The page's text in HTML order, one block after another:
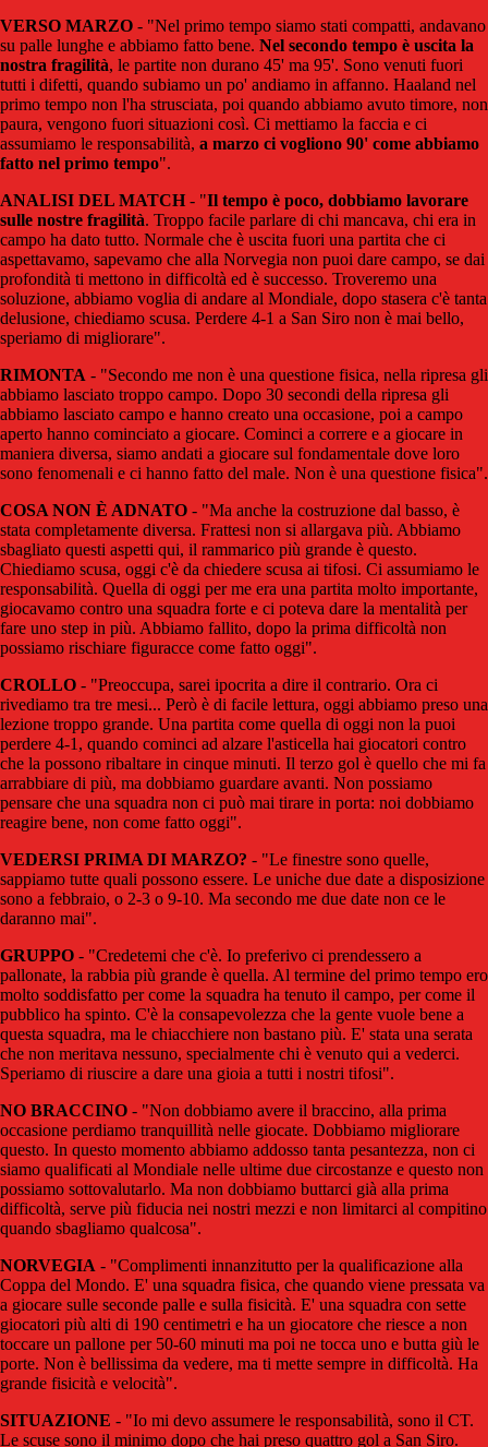
VERSO MARZO - "Nel primo tempo siamo stati compatti, andavano
su palle lunghe e abbiamo fatto bene. Nel secondo tempo è uscita la
nostra fragilità, le partite non durano 45' ma 95'. Sono venuti fuori
tutti i difetti, quando subiamo un po' andiamo in affanno. Haaland nel
primo tempo non l'ha strusciata, poi quando abbiamo avuto timore, non
paura, vengono fuori situazioni così. Ci mettiamo la faccia e ci
assumiamo le responsabilità, a marzo ci vogliono 90' come abbiamo
fatto nel primo tempo".
ANALISI DEL MATCH- "Il tempo è poco, dobbiamo lavorare
sulle nostre fragilità. Troppo facile parlare di chi mancava, chi era in
campo ha dato tutto. Normale che è uscita fuori una partita che ci
aspettavamo, sapevamo che alla Norvegia non puoi dare campo, se dai
profondità ti mettono in difficoltà ed è successo. Troveremo una
soluzione, abbiamo voglia di andare al Mondiale, dopo stasera c'è tanta
delusione, chiediamo scusa. Perdere 4-1 a San Siro non è mai bello,
speriamo di migliorare".
RIMONTA - "Secondo me non è una questione fisica, nella ripresa gli
abbiamo lasciato troppo campo. Dopo 30 secondi della ripresa gli
abbiamo lasciato campo e hanno creato una occasione, poi a campo
aperto hanno cominciato a giocare. Cominci a correre e a giocare in
maniera diversa, siamo andati a giocare sul fondamentale dove loro
sono fenomenali e ci hanno fatto del male. Non è una questione fisica".
COSA NON È ADNATO - "Ma anche la costruzione dal basso, è
stata completamente diversa. Frattesi non si allargava più. Abbiamo
sbagliato questi aspetti qui, il rammarico più grande è questo.
Chiediamo scusa, oggi c'è da chiedere scusa ai tifosi. Ci assumiamo le
responsabilità. Quella di oggi per me era una partita molto importante,
giocavamo contro una squadra forte e ci poteva dare la mentalità per
fare uno step in più. Abbiamo fallito, dopo la prima difficoltà non
possiamo rischiare figuracce come fatto oggi".
CROLLO - "Preoccupa, sarei ipocrita a dire il contrario. Ora ci
rivediamo tra tre mesi... Però è di facile lettura, oggi abbiamo preso una
lezione troppo grande. Una partita come quella di oggi non la puoi
perdere 4-1, quando cominci ad alzare l'asticella hai giocatori contro
che la possono ribaltare in cinque minuti. Il terzo gol è quello che mi fa
arrabbiare di più, ma dobbiamo guardare avanti. Non possiamo
pensare che una squadra non ci può mai tirare in porta: noi dobbiamo
reagire bene, non come fatto oggi".
VEDERSI PRIMA DI MARZO? - "Le finestre sono quelle,
sappiamo tutte quali possono essere. Le uniche due date a disposizione
sono a febbraio, o 2-3 o 9-10. Ma secondo me due date non ce le
daranno mai".
GRUPPO - "Credetemi che c'è. Io preferivo ci prendessero a
pallonate, la rabbia più grande è quella. Al termine del primo tempo ero
molto soddisfatto per come la squadra ha tenuto il campo, per come il
pubblico ha spinto. C'è la consapevolezza che la gente vuole bene a
questa squadra, ma le chiacchiere non bastano più. E' stata una serata
che non meritava nessuno, specialmente chi è venuto qui a vederci.
Speriamo di riuscire a dare una gioia a tutti i nostri tifosi".
NO BRACCINO - "Non dobbiamo avere il braccino, alla prima
occasione perdiamo tranquillità nelle giocate. Dobbiamo migliorare
questo. In questo momento abbiamo addosso tanta pesantezza, non ci
siamo qualificati al Mondiale nelle ultime due circostanze e questo non
possiamo sottovalutarlo. Ma non dobbiamo buttarci già alla prima
difficoltà, serve più fiducia nei nostri mezzi e non limitarci al compitino
quando sbagliamo qualcosa".
NORVEGIA - "Complimenti innanzitutto per la qualificazione alla
Coppa del Mondo. E' una squadra fisica, che quando viene pressata va
a giocare sulle seconde palle e sulla fisicità. E' una squadra con sette
giocatori più alti di 190 centimetri e ha un giocatore che riesce a non
toccare un pallone per 50-60 minuti ma poi ne tocca uno e butta giù le
porte. Non è bellissima da vedere, ma ti mette sempre in difficoltà. Ha
grande fisicità e velocità".
SITUAZIONE - "Io mi devo assumere le responsabilità, sono il CT.
Le scuse sono il minimo dopo che hai preso quattro gol a San Siro.